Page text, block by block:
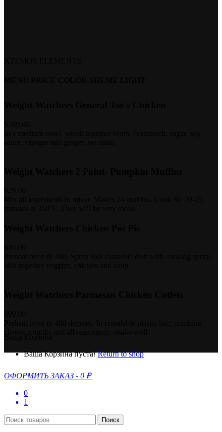
Ваша Корзина пуста!Return to shop
ОФОРМИТЬ ЗАКАЗ - 0 ₽
0
1
Поиск